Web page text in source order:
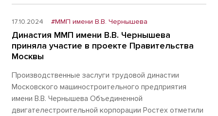
17.10.2024 #ММП имени В.В. Чернышева
Династия ММП имени В.В. Чернышева
приняла участие в проекте Правительства
Москвы
Производственные заслуги трудовой династии
Московского машиностроительного предприятия
имени В.В. Чернышева Объединенной
двигателестроительной корпорации Ростех отметили